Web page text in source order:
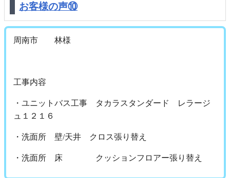
お客様の声⑩
周南市 林様
工事内容
・ユニットバス工事 タカラスタンダード レラージ
ュ１２１６
・洗面所 壁/天井 クロス張り替え
・洗面所 床 クッションフロアー張り替え